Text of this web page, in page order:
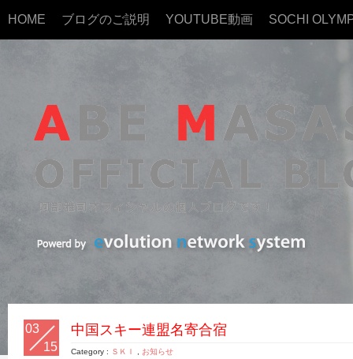
HOME ブログのご説明 YOUTUBE動画 SOCHI
03
15
中国スキー連盟名寄合宿
Category : ＳＫＩ お知らせ